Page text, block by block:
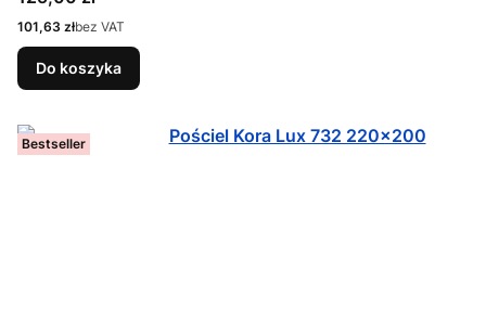
Cena
101,63 złbez VAT
Do koszyka
Bestseller